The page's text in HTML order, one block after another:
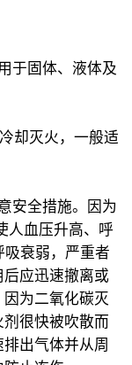
于固体、液体及
却灭火，一般适
安全措施。因为
人血压升高、呼
吸衰弱，严重者
应迅速撤离或
为二氧化碳灭
很快被吹散而
出气体并从周